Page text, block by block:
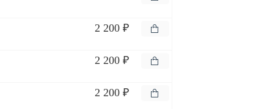
2 200 ₽
2 200 ₽
2 200 ₽